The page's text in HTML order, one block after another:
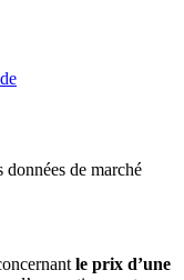
données de marché
le prix d’une